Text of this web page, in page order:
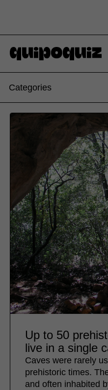
Categories
Up to 50
live in a single
Caves were rarely
prehistoric times.
and often inhabited